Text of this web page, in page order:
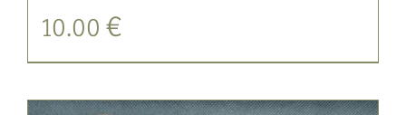
10.00 €